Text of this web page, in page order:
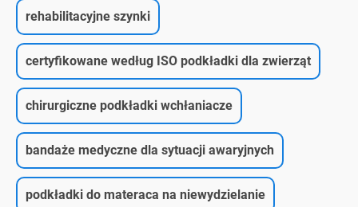
rehabilitacyjne szynki
certyfikowane według ISO podkładki dla zwierząt
chirurgiczne podkładki wchłaniacze
bandaże medyczne dla sytuacji awaryjnych
podkładki do materaca na niewydzielanie